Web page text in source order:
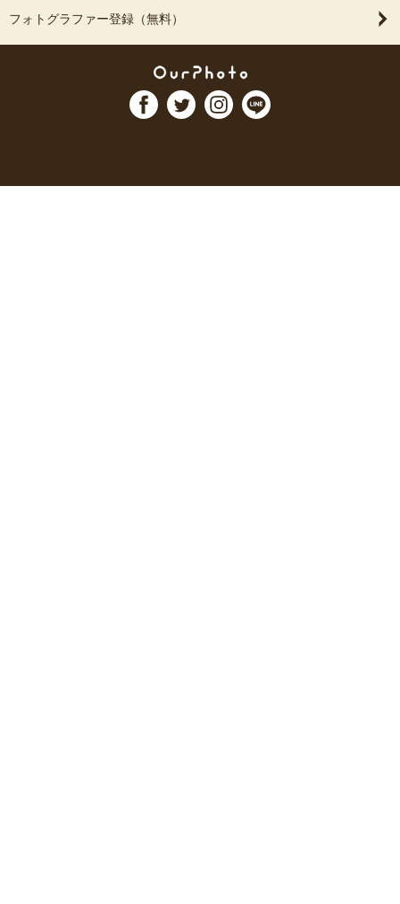
フォトグラファー登録（無料）